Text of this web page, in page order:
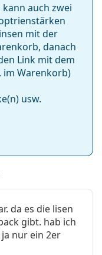
kann auch zwei
mit der
danach
Link mit dem
im Warenkorb)
usw.
da es die lisen
gibt. hab ich
nur ein 2er